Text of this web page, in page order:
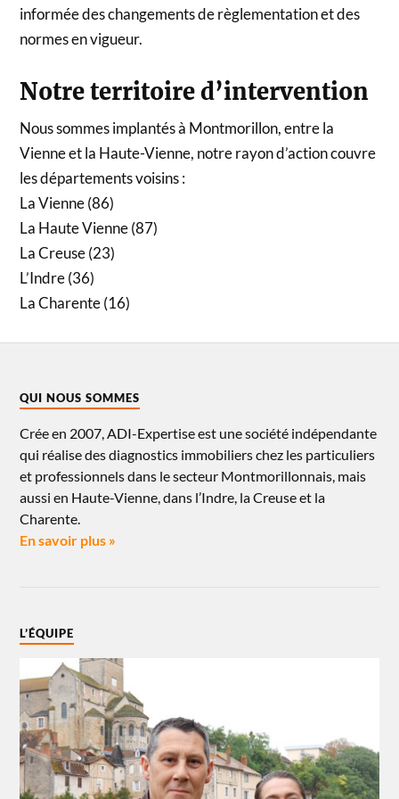
informée des changements de règlementation et des
normes en vigueur.
Notre territoire d’intervention
Nous sommes implantés à Montmorillon, entre la
Vienne et la Haute-Vienne, notre rayon d’action couvre
les départements voisins :
La Vienne (86)
La Haute Vienne (87)
La Creuse (23)
L’Indre (36)
La Charente (16)
QUI NOUS SOMMES
Crée en 2007, ADI-Expertise est une société indépendante
qui réalise des diagnostics immobiliers chez les particuliers
et professionnels dans le secteur Montmorillonnais, mais
aussi en Haute-Vienne, dans l’Indre, la Creuse et la
Charente.
En savoir plus »
L’ÉQUIPE